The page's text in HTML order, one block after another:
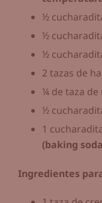
½
½
½
2 tazas de
¼ de taza de
½
1
(baking
Ingredientes